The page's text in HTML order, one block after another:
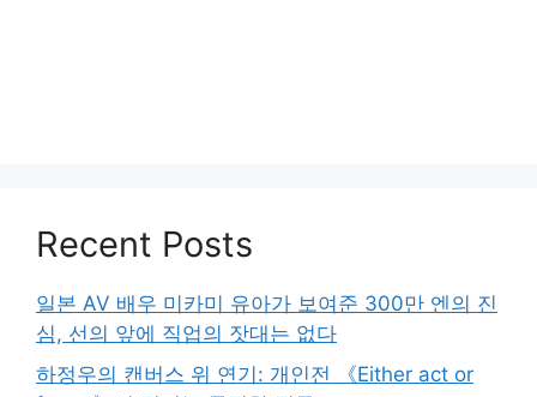
Recent Posts
일본 AV 배우 미카미 유아가 보여준 300만 엔의 진
심, 선의 앞에 직업의 잣대는 없다
하정우의 캔버스 위 연기: 개인전 《Either act or